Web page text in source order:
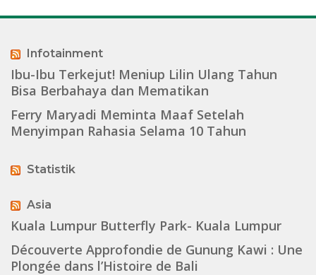
Infotainment
Ibu-Ibu Terkejut! Meniup Lilin Ulang Tahun
Bisa Berbahaya dan Mematikan
Ferry Maryadi Meminta Maaf Setelah
Menyimpan Rahasia Selama 10 Tahun
Statistik
Asia
Kuala Lumpur Butterfly Park- Kuala Lumpur
Découverte Approfondie de Gunung Kawi : Une
Plongée dans l’Histoire de Bali